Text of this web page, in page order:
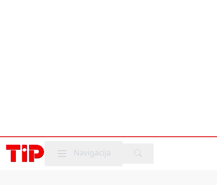
Mobile menu
Navigacija